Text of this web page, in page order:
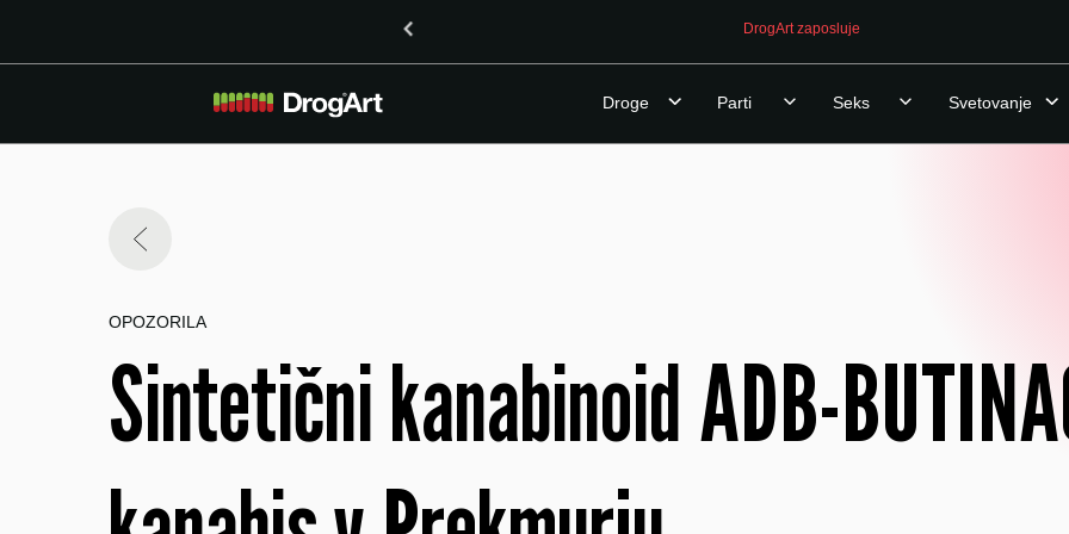
DrogArt zaposluje
Droge Parti Seks Svetovanje
OPOZORILA
Sintetični kanabinoid ADB-